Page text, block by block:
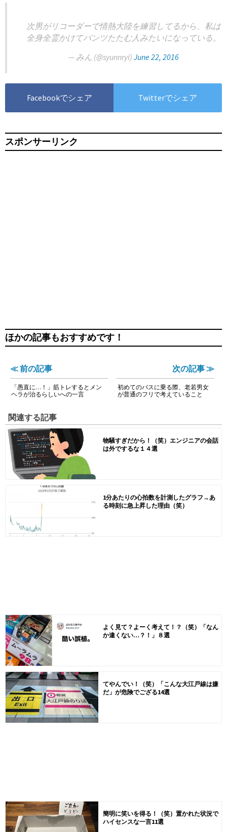
次男がリコーダーで情熱大陸を練習してるから、私は
全身全霊かけてパンツたたむ人みたいになっている。
— みん (@syunnryi) June 22, 2016
Facebookでシェア Twitterでシェア
スポンサーリンク
ほかの記事もおすすめです！
≪ 前の記事
「愚直に…！」筋トレするとメン
ヘラが治るらしいへの一言
次の記事 ≫
初めてのバスに乗る際、老若男女
が普通のフリで考えていること
関連する記事
物騒すぎだから！（笑）エンジニアの会話
は外でするな１４選
1分あたりの心拍数を計測したグラフ→あ
る時刻に急上昇した理由（笑）
よく見て？よーく考えて！？（笑）「なん
か違くない…？！」８選
てやんでい！（笑）「こんな大江戸線は嫌
だ」が危険でござる14選
簡明に笑いを得る！（笑）置かれた状況で
ハイセンスな一言11選